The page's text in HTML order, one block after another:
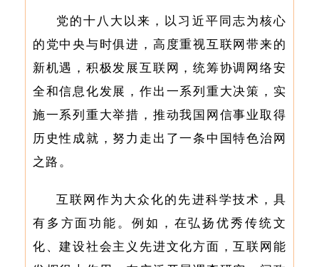
党的十八大以来，以习近平同志为核心
的党中央与时俱进，高度重视互联网带来的
新机遇，积极发展互联网，统筹协调网络安
全和信息化发展，作出一系列重大决策，实
施一系列重大举措，推动我国网信事业取得
历史性成就，努力走出了一条中国特色治网
之路。
互联网作为大众化的先进科学技术，具
有多方面功能。例如，在弘扬优秀传统文
化、建设社会主义先进文化方面，互联网能